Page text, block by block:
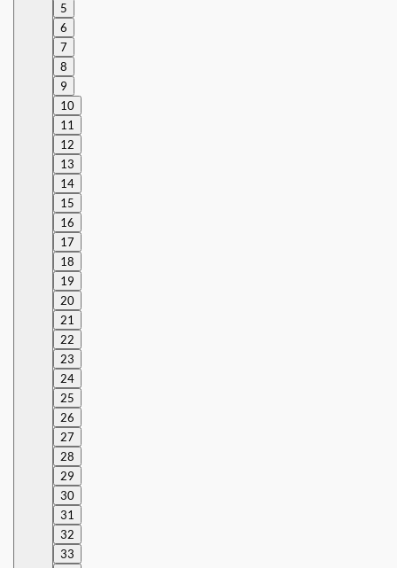
5
6
7
8
9
10
11
12
13
14
15
16
17
18
19
20
21
22
23
24
25
26
27
28
29
30
31
32
33